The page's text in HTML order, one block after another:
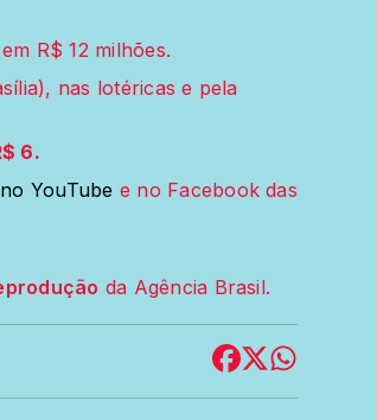
R$ 12 milhões.
nas lotéricas e pela
6.
YouTube e no Facebook das
da Agência Brasil.